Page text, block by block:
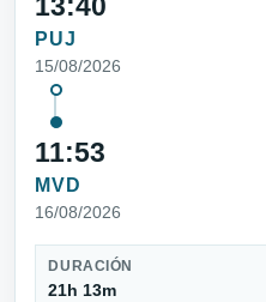
13:40
PUJ
15/08/2026
11:53
MVD
16/08/2026
DURACIÓN
21h 13m